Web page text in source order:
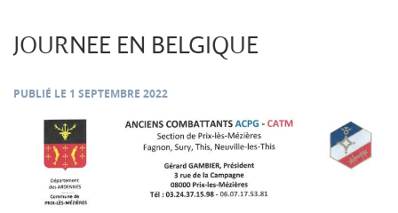
JOURNEE EN BELGIQUE
PUBLIÉ LE 1 SEPTEMBRE 2022